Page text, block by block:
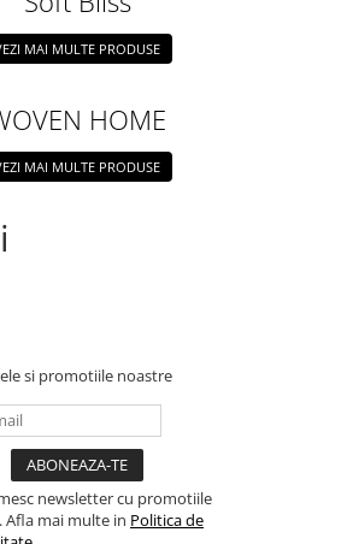
MAI MULTE PRODUSE
HOME
MAI MULTE PRODUSE
si promotiile noastre
newsletter cu promotiile
Afla mai multe in Politica de